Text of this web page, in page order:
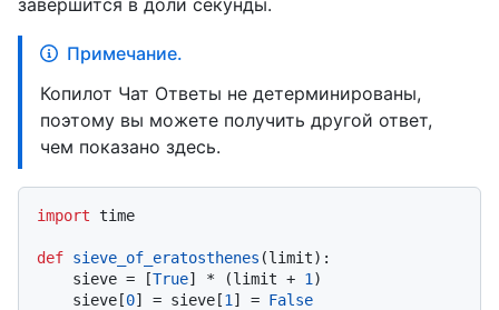
Примечание.
Копилот Чат Ответы не детерминированы,
поэтому вы можете получить другой ответ,
чем показано здесь.
import time
def sieve_of_eratosthenes (limit):
    sieve = [
True] * (limit + 1 )
    sieve[
0] = sieve[1 ] = False